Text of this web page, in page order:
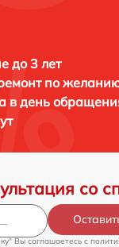
до 3 лет
по
в день
со
Вы соглашаетесь c